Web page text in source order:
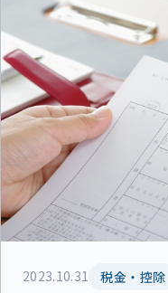
2023.10.31 税金・控除